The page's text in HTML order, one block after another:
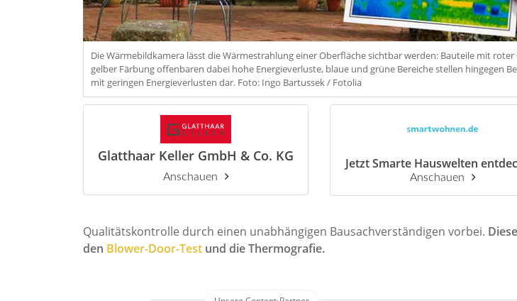
Die Wärmebildkamera lässt die Wärmestrahlung einer Oberfläche sichtbar werden: Bauteile mit roter
gelber Färbung offenbaren dabei hohe Energieverluste, blaue und grüne Bereiche stellen hingegen
mit geringen Energieverlusten dar. Foto: Ingo Bartussek / Fotolia
Glatthaar Keller GmbH & Co. KG
Anschauen
Jetzt Smarte Hauswelten
Anschauen
Qualitätskontrolle durch einen unabhängigen Bausachverständigen vorbei.
den Blower-Door-Test und die Thermografie.